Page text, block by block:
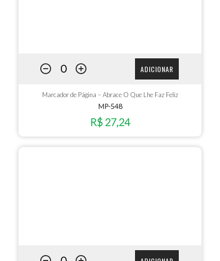
ADICIONAR
Marcador de Página – Abrace O Que Lhe Faz Feliz
MP-548
R$ 27,24